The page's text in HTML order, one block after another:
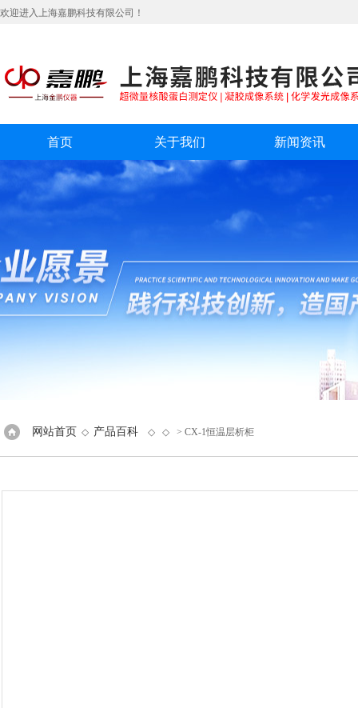
欢迎进入上海嘉鹏科技有限公司！
首页 关于我们 新闻资讯
网站首页 ◇ 产品百科 ◇ ◇ > CX-1恒温层析柜